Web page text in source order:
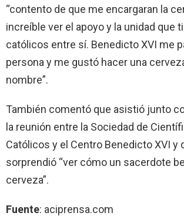
“contento de que me encargaran la
increíble ver el apoyo y la unidad que
católicos entre sí. Benedicto XVI me
persona y me gustó hacer una
nombre”.
También comentó que asistió junto
la reunión entre la Sociedad de
Católicos y el Centro Benedicto XVI y
sorprendió “ver cómo un sacerdote
cerveza”.
Fuente: aciprensa.com